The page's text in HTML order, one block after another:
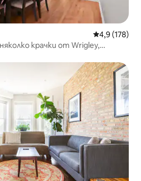
Средна
4,9 (178)
крачки от Wrigley,